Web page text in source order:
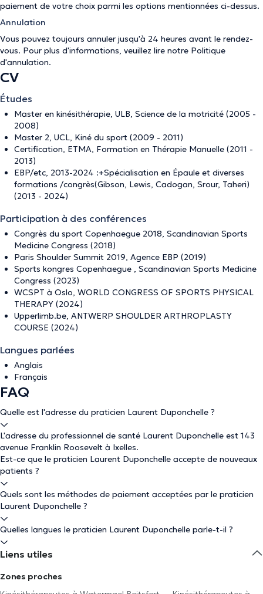
paiement de votre choix parmi les options mentionnées ci-dessus.
Annulation
Vous pouvez toujours annuler jusqu'à 24 heures avant le rendez-
vous. Pour plus d'informations, veuillez lire notre Politique
d'annulation.
CV
Études
Master en kinésithérapie, ULB, Science de la motricité (2005 -
2008)
Master 2, UCL, Kiné du sport (2009 - 2011)
Certification, ETMA, Formation en Thérapie Manuelle (2011 -
2013)
EBP/etc, 2013-2024 :+Spécialisation en Épaule et diverses
formations /congrès(Gibson, Lewis, Cadogan, Srour, Taheri)
(2013 - 2024)
Participation à des conférences
Congrès du sport Copenhaegue 2018, Scandinavian Sports
Medicine Congress (2018)
Paris Shoulder Summit 2019, Agence EBP (2019)
Sports kongres Copenhaegue , Scandinavian Sports Medicine
Congress (2023)
WCSPT à Oslo, WORLD CONGRESS OF SPORTS PHYSICAL
THERAPY (2024)
Upperlimb.be, ANTWERP SHOULDER ARTHROPLASTY
COURSE (2024)
Langues parlées
Anglais
Français
FAQ
Quelle est l'adresse du praticien Laurent Duponchelle ?
L'adresse du professionnel de santé Laurent Duponchelle est 143
avenue Franklin Roosevelt à Ixelles.
Est-ce que le praticien Laurent Duponchelle accepte de nouveaux
patients ?
Quels sont les méthodes de paiement acceptées par le praticien
Laurent Duponchelle ?
Quelles langues le praticien Laurent Duponchelle parle-t-il ?
Liens utiles
Zones proches